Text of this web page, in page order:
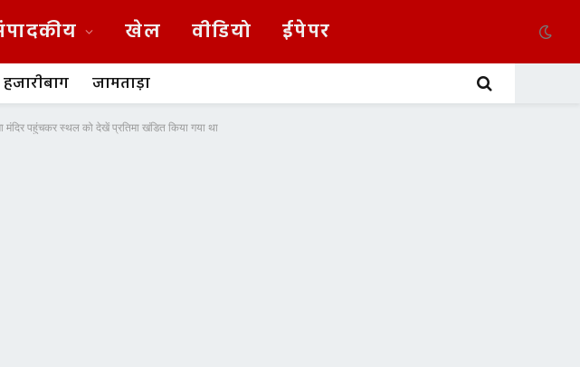
खेल वीडियो ईपेपर
हजारीबाग जामताड़ा
मंदिर पहुंचकर स्थल को देखें प्रतिमा खंडित किया गया था